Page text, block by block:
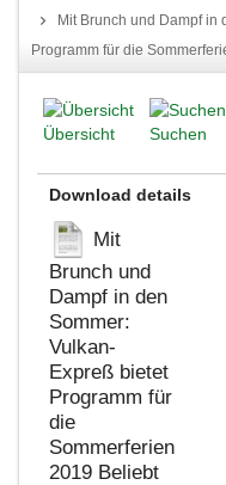
Mit Brunch und Dampf in
Programm für die
Übersicht
Suchen
Download details
Mit
Brunch und
Dampf in den
Sommer:
Vulkan-
Expreß bietet
Programm für
die
Sommerferien
2019 Beliebt